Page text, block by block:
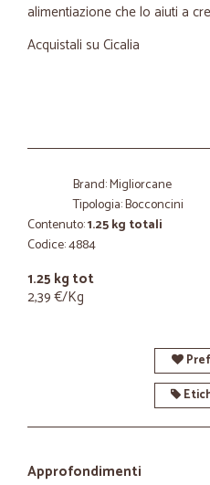
alimentiazione che lo aiuti a
Acquistali su Cicalia
Brand: Migliorcane
Tipologia: Bocconcini
Contenuto:1.25 kg totali
Codice: 4884
1.25 kg tot
2,39 €/Kg
Approfondimenti